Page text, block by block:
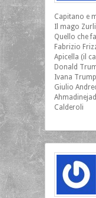
Capitano e
Il mago Zurli
Quello che
Fabrizio
Apicella (il
Donald
Ivana Trump
Giulio
Ahmadinejad
Calderoli